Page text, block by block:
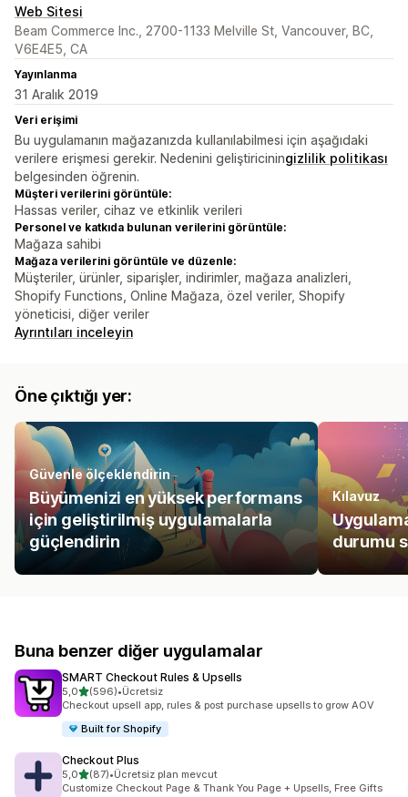
Web Sitesi
Beam Commerce Inc., 2700-1133 Melville St, Vancouver, BC,
V6E4E5, CA
Yayınlanma
31 Aralık 2019
Veri erişimi
Bu uygulamanın mağazanızda kullanılabilmesi için aşağıdaki
verilere erişmesi gerekir. Nedenini geliştiriciningizlilik politikası
belgesinden öğrenin.
Müşteri verilerini görüntüle:
Hassas veriler, cihaz ve etkinlik verileri
Personel ve katkıda bulunan verilerini görüntüle:
Mağaza sahibi
Mağaza verilerini görüntüle ve düzenle:
Müşteriler, ürünler, siparişler, indirimler, mağaza analizleri,
Shopify Functions, Online Mağaza, özel veriler, Shopify
yöneticisi, diğer veriler
Ayrıntıları inceleyin
Öne çıktığı yer:
Güvenle ölçeklendirin
Büyümenizi en yüksek performans
için geliştirilmiş uygulamalarla
güçlendirin
Kılavuz
durumu
Buna benzer diğer uygulamalar
SMART Checkout Rules & Upsells
5,05 yıldız üzerinden
(596)
toplam 596 değerlendirme
•Ücretsiz
Checkout upsell app, rules & post purchase upsells to grow AOV
Built for Shopify
Checkout Plus
5,05 yıldız üzerinden
(87)
toplam 87 değerlendirme
•Ücretsiz plan mevcut
Customize Checkout Page & Thank You Page + Upsells, Free Gifts